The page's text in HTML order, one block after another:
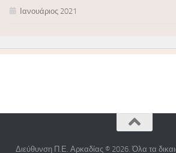
Ιανουάριος 2021
Διεύθυνση Π.Ε. Αρκαδίας © 2026. Όλα τα